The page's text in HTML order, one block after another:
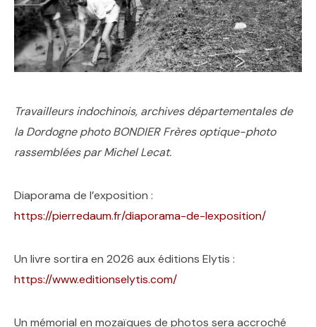
Travailleurs indochinois, archives départementales de
la Dordogne photo BONDIER Frères optique-photo
rassemblées par Michel Lecat.
Diaporama de l’exposition :
https://pierredaum.fr/diaporama-de-lexposition/
Un livre sortira en 2026 aux éditions Elytis :
https://www.editionselytis.com/
Un mémorial en mozaïques de photos sera accroché